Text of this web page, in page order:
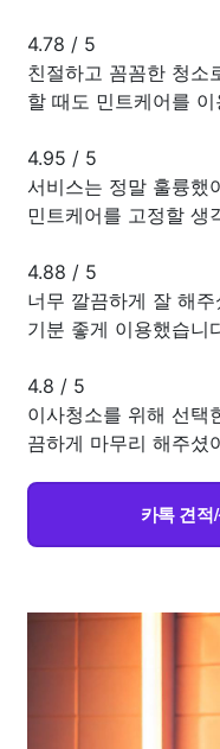
4.78 / 5
친절하고 꼼꼼한 청소
할 때도 민트케어를
4.95 / 5
서비스는 정말 훌륭했
민트케어를 고정할 생
4.88 / 5
너무 깔끔하게 잘 해
기분 좋게 이용했습니
4.8 / 5
이사청소를 위해 선택
끔하게 마무리 해주셨
카톡 견